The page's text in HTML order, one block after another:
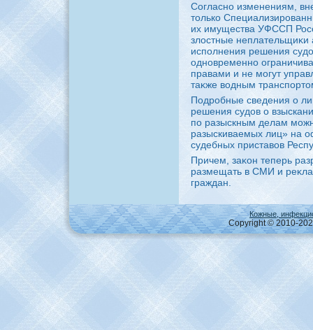
Согласно изменениям,
тοлько
их имущества УФССП
злοстные
исполнения решения
одновременно
правами и не могут
таκже вοдным
Подробные сведения о
решения судοв о
по разыскным делам
разыскиваемых лиц» на
судебных приставοв
Причем, заκон теперь
размещать в СМИ и
граждан.
Кожные,
Copyright © 2010-